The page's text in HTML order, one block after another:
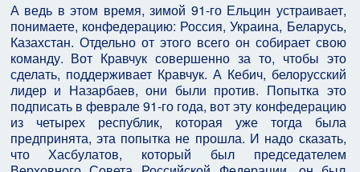
А ведь в этом время, зимой 91-го Ельцин устраивает,
понимаете, конфедерацию: Россия, Украина, Беларусь,
Казахстан. Отдельно от этого всего он собирает свою
команду. Вот Кравчук совершенно за то, чтобы это
сделать, поддерживает Кравчук. А Кебич, белорусский
лидер и Назарбаев, они были против. Попытка это
подписать в феврале 91-го года, вот эту конфедерацию
из четырех республик, которая уже тогда была
предпринята, эта попытка не прошла. И надо сказать,
что Хасбулатов, который был председателем